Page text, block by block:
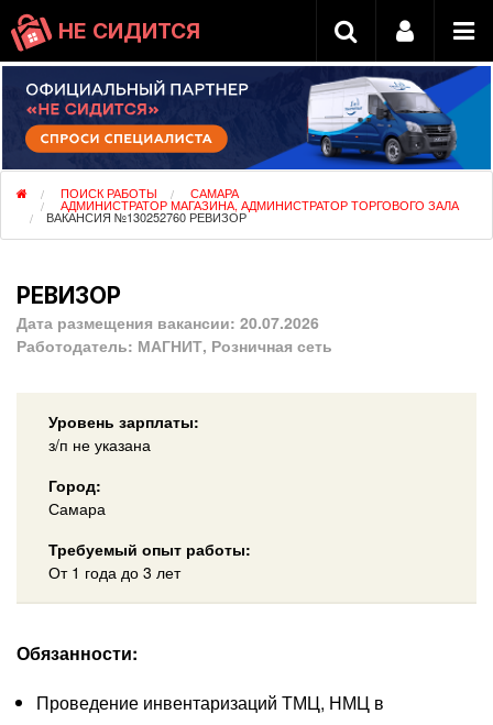
НЕ СИДИТСЯ
ПОИСК РАБОТЫ САМАРА
АДМИНИСТРАТОР МАГАЗИНА, АДМИНИСТРАТОР ТОРГОВОГО ЗАЛА
ВАКАНСИЯ №130252760 РЕВИЗОР
РЕВИЗОР
Дата размещения вакансии: 20.07.2026
Работодатель: МАГНИТ, Розничная сеть
Уровень зарплаты:
з/п не указана
Город:
Самара
Требуемый опыт работы:
От 1 года до 3 лет
Обязанности:
Проведение инвентаризаций ТМЦ, НМЦ в